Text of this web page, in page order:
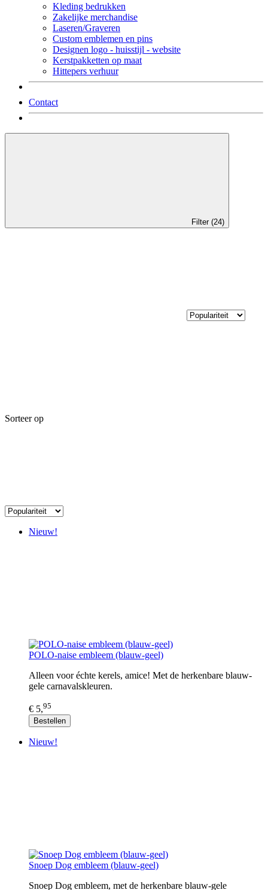
Kleding bedrukken
Zakelijke merchandise
Laseren/Graveren
Custom emblemen en pins
Designen logo - huisstijl - website
Kerstpakketten op maat
Hittepers verhuur
Contact
Filter (24)
Sorteer op
Nieuw!
POLO-naise embleem (blauw-geel)
Alleen voor échte kerels, amice! Met de herkenbare blauw-
gele carnavalskleuren.
€ 5,95
Bestellen
Nieuw!
Snoep Dog embleem (blauw-geel)
Snoep Dog embleem, met de herkenbare blauw-gele